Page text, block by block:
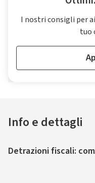
I nostri consigli per
tuo
Info e dettagli
Detrazioni fiscali: